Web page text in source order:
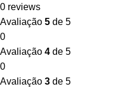
0 reviews
Avaliação 5 de 5
0
Avaliação 4 de 5
0
Avaliação 3 de 5